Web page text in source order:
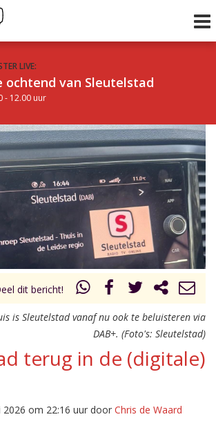
LIVE:
ochtend van Sleutelstad
- 12.00 uur
Sleutelstad
uur 1 van 0 Volgend uur
dit bericht!
is Sleutelstad vanaf nu ook te beluisteren via
DAB+. (Foto's: Sleutelstad)
terug in de (digitale)
2026 om 22:16 uur door Chris de Waard